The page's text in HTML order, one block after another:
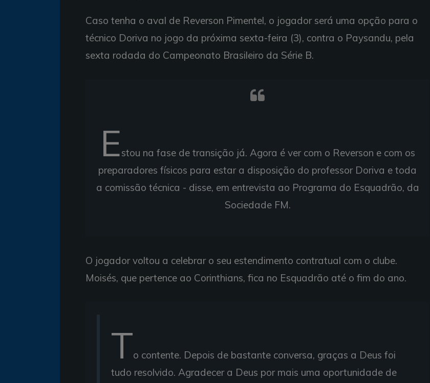
Caso tenha o aval de Reverson Pimentel, o jogador será uma opção para o
técnico Doriva no jogo da próxima sexta-feira (3), contra o Paysandu, pela
sexta rodada do Campeonato Brasileiro da Série B.
Estou na fase de transição já. Agora é ver com o Reverson e com os
preparadores físicos para estar a disposição do professor Doriva e toda
a comissão técnica - disse, em entrevista ao Programa do Esquadrão, da
Sociedade FM.
O jogador voltou a celebrar o seu estendimento contratual com o clube.
Moisés, que pertence ao Corinthians, fica no Esquadrão até o fim do ano.
To contente. Depois de bastante conversa, graças a Deus foi
tudo resolvido. Agradecer a Deus por mais uma oportunidade de